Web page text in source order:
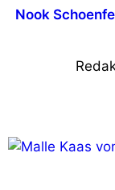
Nook